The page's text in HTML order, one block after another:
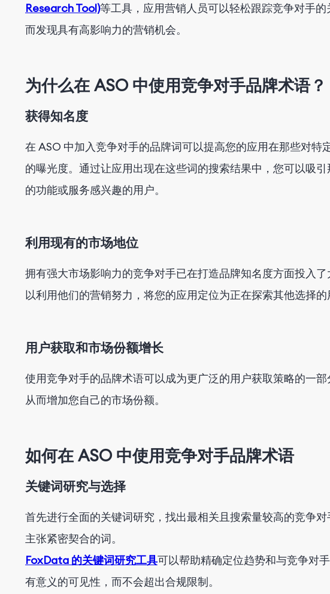
Research Tool)等工具，应用营销人员可以轻松跟踪竞争对手
而发现具有高影响力的营销机会。
为什么在 ASO 中使用竞争对手品牌术语？
获得知名度
在 ASO 中加入竞争对手的品牌词可以提高您的应用在那些对特
的曝光度。通过让应用出现在这些词的搜索结果中，您可以吸
的功能或服务感兴趣的用户。
利用现有的市场地位
拥有强大市场影响力的竞争对手已在打造品牌知名度方面投入
以利用他们的营销努力，将您的应用定位为正在探索其他选择的
用户获取和市场份额增长
使用竞争对手的品牌术语可以成为更广泛的用户获取策略的一
从而增加您自己的市场份额。
如何在 ASO 中使用竞争对手品牌术语
关键词研究与选择
首先进行全面的关键词研究，找出最相关且搜索量较高的竞争
主张紧密契合的词。
FoxData 的关键词研究工具可以帮助精确定位趋势和与竞争对
有意义的可见性，而不会超出合规限制。